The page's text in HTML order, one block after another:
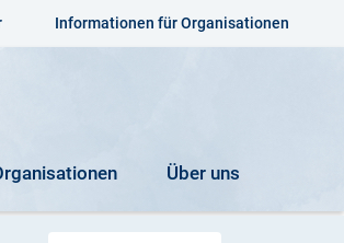
Informationen für Organisationen
Über uns